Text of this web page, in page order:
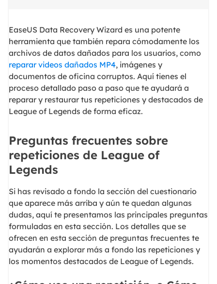
EaseUS Data Recovery Wizard es una potente
herramienta que también repara cómodamente los
archivos de datos dañados para los usuarios, como
reparar videos dañados MP4, imágenes y
documentos de oficina corruptos. Aquí tienes el
proceso detallado paso a paso que te ayudará a
reparar y restaurar tus repeticiones y destacados de
League of Legends de forma eficaz.
Preguntas frecuentes sobre
repeticiones de League of
Legends
Si has revisado a fondo la sección del cuestionario
que aparece más arriba y aún te quedan algunas
dudas, aquí te presentamos las principales preguntas
formuladas en esta sección. Los detalles que se
ofrecen en esta sección de preguntas frecuentes te
ayudarán a explorar más a fondo las repeticiones y
los momentos destacados de League of Legends.